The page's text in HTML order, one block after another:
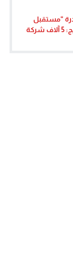
“مستقبل
الأعمال” لدعم روّاد الأعمال في مصر والخليج: 5 آلاف شركة